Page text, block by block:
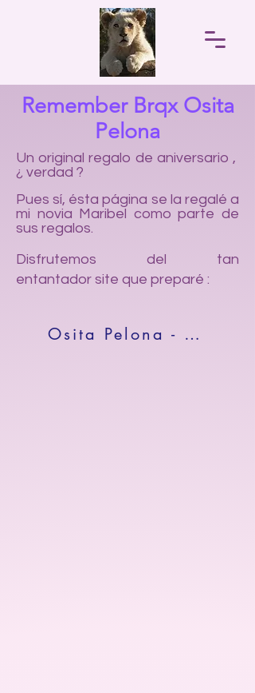
Remember Brqx Osita
Pelona
Un original regalo de aniversario ,
¿ verdad ?
Pues sí, ésta página se la regalé a
mi novia Maribel como parte de
sus regalos.
Disfrutemos del tan
entantador site que preparé :
Osita Pelona - Brqx Inicial Site - Remember (2010-2020)